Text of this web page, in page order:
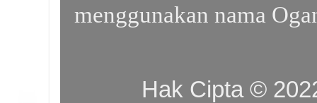
menggunakan nama
Hak Cipta ©